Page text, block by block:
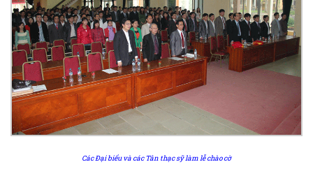
Các Đại biểu và các Tân thạc sỹ làm lễ chào cờ